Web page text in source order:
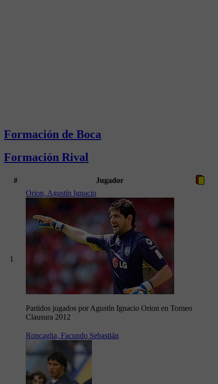
Formación de Boca
Formación Rival
# Jugador
1
Orion, Agustín Ignacio
Partidos jugados por Agustín Ignacio Orion en Torneo
Clausura 2012
Roncaglia, Facundo Sebastián